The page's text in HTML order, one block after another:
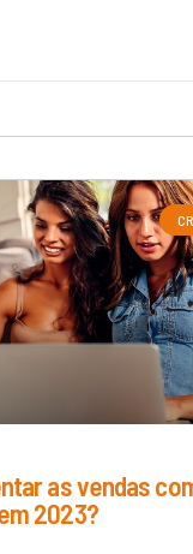
as vendas
2023?